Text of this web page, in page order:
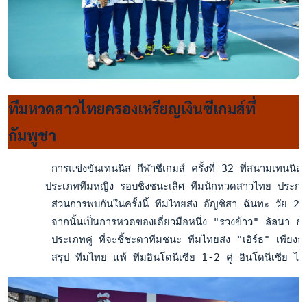
ทีมหวดสาวไทยครองเหรียญเงินซีเกมส์ที่
กัมพูชา
การแข่งขันเทนนิส กีฬาซีเกมส์ ครั้งที่ 32 ที่สนามเทนนิ
ประเภททีมหญิง รอบชิงชนะเลิศ ทีมนักหวดสาวไทย ประ
ส่วนการพบกันในครั้งนี้ ทีมไทยส่ง อัญชิสา ฉันทะ วัย
จากนั้นเป็นการหวดของเดี่ยวมือหนึ่ง "รวงข้าว" ลัลนา
ประเภทคู่ ที่จะชี้ชะตาทีมชนะ ทีมไทยส่ง "เอิร์ธ" เพีย
สรุป ทีมไทย แพ้ ทีมอินโดนีเซีย 1-2 คู่ อินโดนีเซีย ไ